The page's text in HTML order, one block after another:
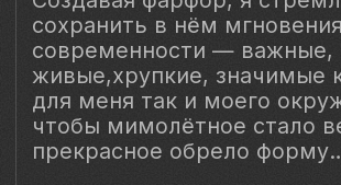
Наш Сайт использует файлы cookie для Вашего
максимального удобства. Используя наш Сайт, Вы
соглашаетесь сПолитикой использования cookies-
выражаете свое согласие на обработку Ваших